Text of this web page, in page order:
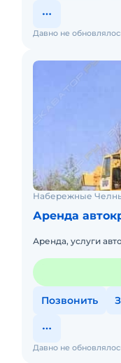
Давно не
Набережные
Аренда
Аренда, услуги
Позвонить
Давно не